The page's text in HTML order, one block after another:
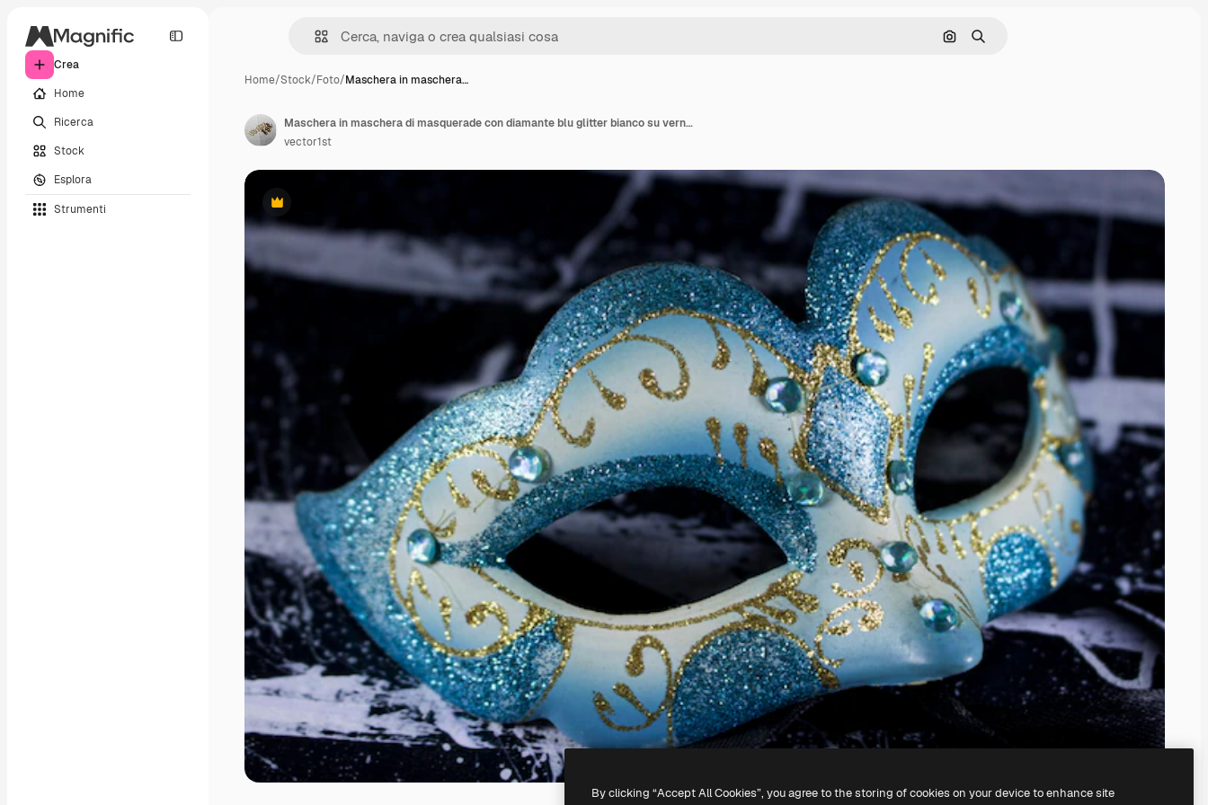
Crea
Home
Ricerca
Stock
Esplora
Strumenti
Cerca per immagine
Ricerca
Home/Stock/Foto/Maschera in maschera…
Premium
Maschera in maschera di masquerade con diamante blu glitter bianco su vernice acrilica in bianco e nero
vector1st
By clicking “Accept All Cookies”, you agree to the storing of cookies on your device to enhance site